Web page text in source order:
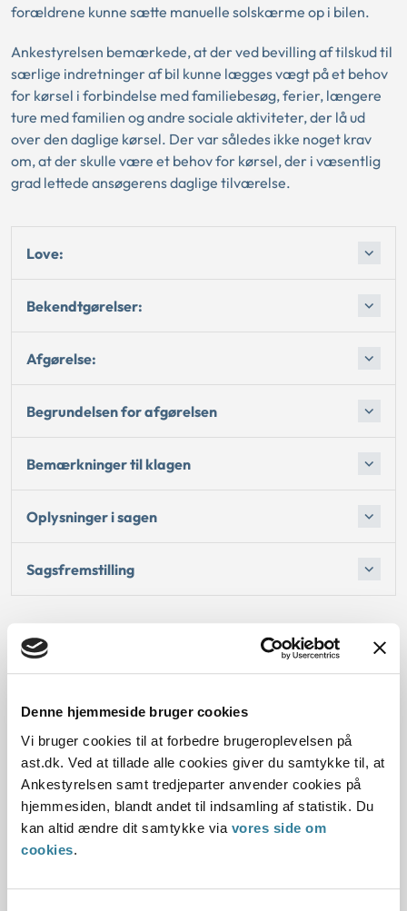
Denne hjemmeside bruger cookies
Vi bruger cookies til at forbedre brugeroplevelsen på
ast.dk. Ved at tillade alle cookies giver du samtykke til, at
Ankestyrelsen samt tredjeparter anvender cookies på
hjemmesiden, blandt andet til indsamling af statistik. Du
kan altid ændre dit samtykke via vores side om
cookies.
forældrene kunne sætte manuelle solskærme op i bilen.
Ankestyrelsen bemærkede, at der ved bevilling af tilskud til
særlige indretninger af bil kunne lægges vægt på et behov
for kørsel i forbindelse med familiebesøg, ferier, længere
ture med familien og andre sociale aktiviteter, der lå ud
over den daglige kørsel. Der var således ikke noget krav
om, at der skulle være et behov for kørsel, der i væsentlig
grad lettede ansøgerens daglige tilværelse.
Love:
Bekendtgørelser:
Afgørelse:
Begrundelsen for afgørelsen
Bemærkninger til klagen
Oplysninger i sagen
Sagsfremstilling
Dato for underskrift
30.10.2010
Offentliggørelsesdato
10.07.2013
Paragraf